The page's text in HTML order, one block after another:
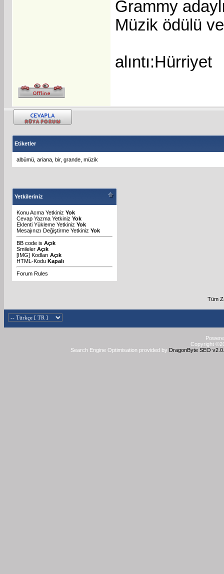
Grammy
Müzik ödülü
alıntı:Hürriyet
Etiketler
albümü ariana bir, grande müzik
Yetkileriniz
Konu Acma Yetkiniz Yok
Cevap Yazma Yetkiniz Yok
Eklenti Yükleme Yetkiniz Yok
Mesajınızı Değiştirme Yetkiniz Yok
BB code is Açık
Smileler Açık
[IMG] Kodları Açık
HTML-Kodu Kapalı
Forum Rules
Tüm
Copyright
Search Engine Optimisation provided by DragonByte SEO